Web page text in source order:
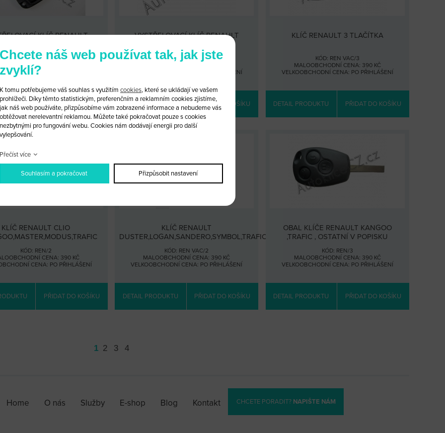
KLÍČ RENAULT
KÓD: RENAULT 2/V
CENA: 550 KČ
CENA:
PŘIDAT DO KOŠÍKU
VYSTŘELOVACÍ KLÍČ RENAULT
KÓD: REN/K5D
PO PŘIHLÁŠENÍ
DETAIL PRODUKTU PŘIDAT DO KOŠÍKU
KLÍČ RENAULT 3 TLAČÍTKA
KÓD: REN VAC/3
MALOOBCHODNÍ CENA: 390 KČ
VELKOOBCHODNÍ CENA: PO PŘIHLÁŠENÍ
DETAIL PRODUKTU PŘIDAT DO KOŠÍKU
KLÍČ RENAULT CLIO
KÓD: REN/2
CENA: 390 KČ
CENA: PO PŘIHLÁŠENÍ
PŘIDAT DO KOŠÍKU
KLÍČ RENAULT
DUSTER,LOGAN,SANDERO,SYMBOL,TRAFIC
KÓD: REN VAC/2
MALOOBCHODNÍ CENA: 390 KČ
VELKOOBCHODNÍ CENA: PO PŘIHLÁŠENÍ
DETAIL PRODUKTU PŘIDAT DO KOŠÍKU
OBAL KLÍČE RENAULT KANGOO
,TRAFIC , OSTATNÍ V POPISKU
KÓD: REN/3
MALOOBCHODNÍ CENA: 390 KČ
VELKOOBCHODNÍ CENA: PO PŘIHLÁŠENÍ
DETAIL PRODUKTU PŘIDAT DO KOŠÍKU
1 2 3 4
Home O nás Služby E-shop Blog Kontakt CHCETE PORADIT? NAPIŠTE NÁM
Chcete náš web používat tak, jak jste
zvyklí?
K tomu potřebujeme váš souhlas s využitím cookies, které se ukládají ve vašem
prohlížeči. Díky těmto statistickým, preferenčním a reklamním cookies zjistíme,
jak náš web používáte, přizpůsobíme vám zobrazené informace a nebudeme vás
obtěžovat nerelevantní reklamou. Můžete také pokračovat pouze s cookies
nezbytnými pro fungování webu. Cookies nám dodávají energii pro další
vylepšování.
Přečíst více
Souhlasím a pokračovat Přizpůsobit nastavení